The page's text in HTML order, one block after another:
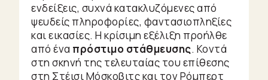
ενδείξεις, συχνά κατακλυζόμενες από
ψευδείς πληροφορίες, φαντασιοπληξίες
και εικασίες. Η κρίσιμη εξέλιξη προήλθε
από ένα πρόστιμο στάθμευσης. Κοντά
στη σκηνή της τελευταίας του επίθεσης
στη Στέισι Μόσκοβιτς και τον Ρόμπερτ